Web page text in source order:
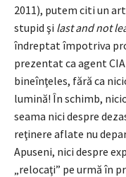
2011), putem citi un
stupid şi last and not
îndreptat împotriva
prezentat ca agent
bineînţeles, fără ca
lumină! În schimb,
seama nici despre
reţinere aflate nu
Apuseni, nici despre
„relocaţi” pe urmă în